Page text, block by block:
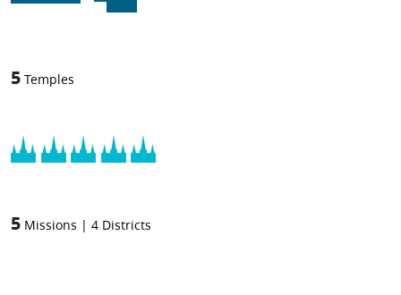
5 Temples
5 Missions | 4 Districts